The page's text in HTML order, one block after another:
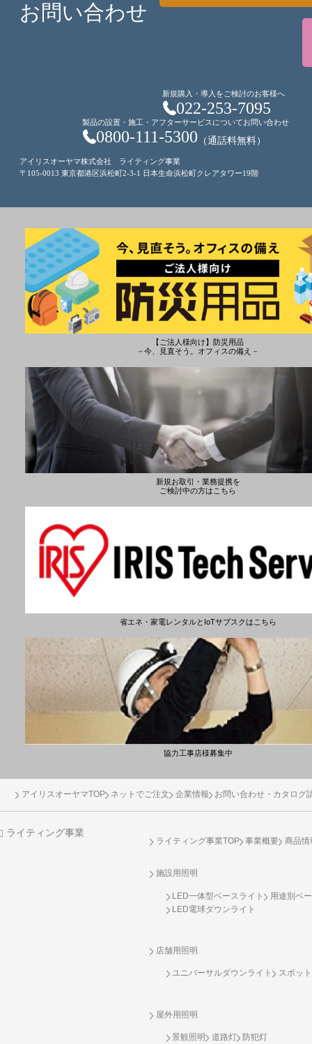
お問い合わせ
新規購入・導入をご検討のお客様へ
022-253-7095
製品の設置・施工・アフターサービスについてお問い合わせ
0800-111-5300 （通話料無料）
アイリスオーヤマ株式会社 ライティング事業
〒105-0013 東京都港区浜松町2-3-1 日本生命浜松町クレアタワー19階
【ご法人様向け】防災用品
－今、見直そう。オフィスの備え－
新規お取引・業務提携を
ご検討中の方はこちら
省エネ・家電レンタルとIoTサブスクはこちら
協力工事店様募集中
アイリスオーヤマTOP ネットでご注文 企業情報 お問い合わせ・カタログ
ライティング事業
ライティング事業TOP 事業概要 商品情
施設用照明
LED一体型ベースライト
用途別ベ
LED電球ダウンライト
店舗用照明
ユニバーサルダウンライト スポッ
屋外用照明
景観照明 道路灯 防犯灯